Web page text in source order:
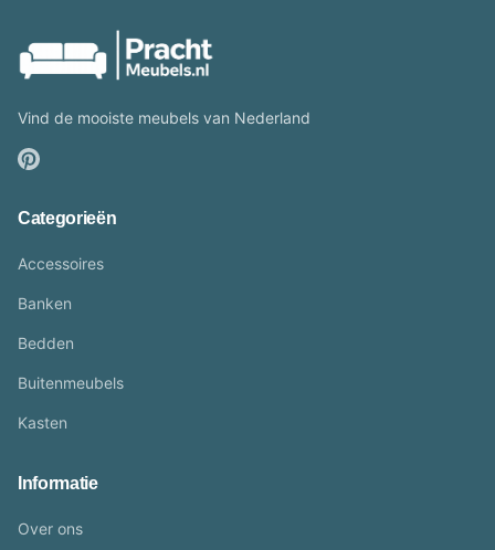
Vind de mooiste meubels van Nederland
Categorieën
Accessoires
Banken
Bedden
Buitenmeubels
Kasten
Informatie
Over ons